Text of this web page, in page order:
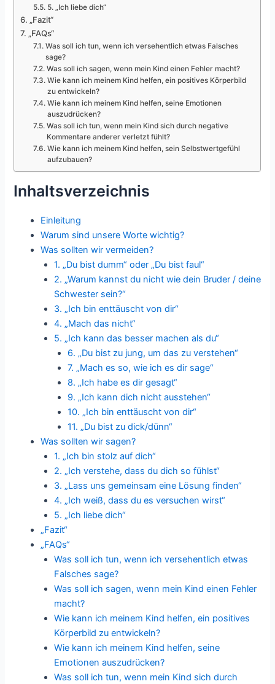
5. „Ich liebe dich“
„Fazit“
„FAQs“
Was soll ich tun, wenn ich versehentlich etwas Falsches
sage?
Was soll ich sagen, wenn mein Kind einen Fehler macht?
Wie kann ich meinem Kind helfen, ein positives Körperbild
zu entwickeln?
Wie kann ich meinem Kind helfen, seine Emotionen
auszudrücken?
Was soll ich tun, wenn mein Kind sich durch negative
Kommentare anderer verletzt fühlt?
Wie kann ich meinem Kind helfen, sein Selbstwertgefühl
aufzubauen?
Inhaltsverzeichnis
Einleitung
Warum sind unsere Worte wichtig?
Was sollten wir vermeiden?
1. „Du bist dumm“ oder „Du bist faul“
2. „Warum kannst du nicht wie dein Bruder / deine
Schwester sein?“
3. „Ich bin enttäuscht von dir“
4. „Mach das nicht“
5. „Ich kann das besser machen als du“
6. „Du bist zu jung, um das zu verstehen“
7. „Mach es so, wie ich es dir sage“
8. „Ich habe es dir gesagt“
9. „Ich kann dich nicht ausstehen“
10. „Ich bin enttäuscht von dir“
11. „Du bist zu dick/dünn“
Was sollten wir sagen?
1. „Ich bin stolz auf dich“
2. „Ich verstehe, dass du dich so fühlst“
3. „Lass uns gemeinsam eine Lösung finden“
4. „Ich weiß, dass du es versuchen wirst“
5. „Ich liebe dich“
„Fazit“
„FAQs“
Was soll ich tun, wenn ich versehentlich etwas
Falsches sage?
Was soll ich sagen, wenn mein Kind einen Fehler
macht?
Wie kann ich meinem Kind helfen, ein positives
Körperbild zu entwickeln?
Wie kann ich meinem Kind helfen, seine
Emotionen auszudrücken?
Was soll ich tun, wenn mein Kind sich durch